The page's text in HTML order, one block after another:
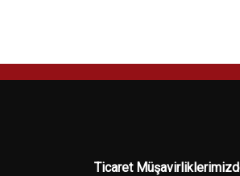
Ticaret